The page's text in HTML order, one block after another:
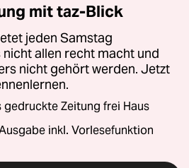
mit taz-Blick
jeden Samstag
allen recht macht und
nicht gehört werden. Jetzt
Zeitung frei Haus
inkl. Vorlesefunktion